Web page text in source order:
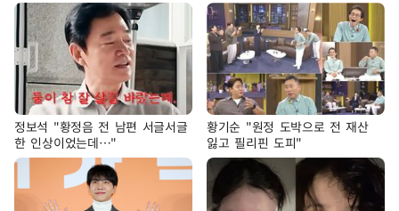
정보석 "황정음 전 남편 서글서글
한 인상이었는데…"
황기순 "원정 도박으로 전 재산
잃고 필리핀 도피"